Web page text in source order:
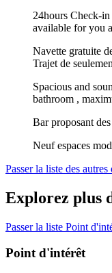
24hours Check-
available for you
Navette gratuite
Trajet de
Spacious and
bathroom ,
Bar proposant
Neuf espaces
Passer la liste des
Explorez plus
Passer la liste Point
Point d'intérêt